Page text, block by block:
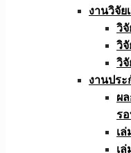
งานวิจัย
วิ
วิ
วิ
งานปร
ผ
ร
เ
เ